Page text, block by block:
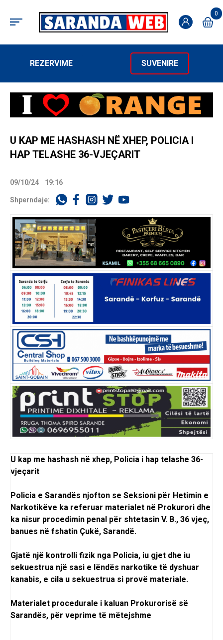
0
REZERVIME SUVENIRE
U KAP ME HASHASH NË XHEP, POLICIA I
HAP TELASHE 36-VJEÇARIT
09/10/24 19:16
Shperndaje:
U kap me hashash në xhep, Policia i hap telashe 36-
vjeçarit
Policia e Sarandës njofton se Seksioni për Hetimin e
Narkotikëve ka referuar materialet në Prokurori dhe
ka nisur procedimin penal për shtetasin V. B., 36 vjeç,
banues në fshatin Çukë, Sarandë.
Gjatë një kontrolli fizik nga Policia, iu gjet dhe iu
sekuestrua një sasi e lëndës narkotike të dyshuar
kanabis, e cila u sekuestrua si provë materiale.
Materialet procedurale i kaluan Prokurorisë së
Sarandës, për veprime të mëtejshme